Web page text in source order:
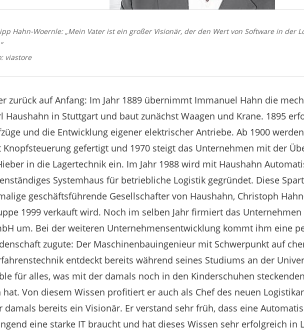
Hahn-Woernle: „Mein Vater ist ein großer Visionär, der den Wert von Software in der
viastore
zurück auf Anfang: Im Jahr 1889 übernimmt Immanuel Hahn die
Haushahn in Stuttgart und baut zunächst Waagen und Krane. 1895
und die Entwicklung eigener elektrischer Antriebe. Ab 1900
Knopfsteuerung gefertigt und 1970 steigt das Unternehmen mit der
in die Lagertechnik ein. Im Jahr 1988 wird mit Haushahn
Systemhaus für betriebliche Logistik gegründet. Diese
geschäftsführende Gesellschafter von Haushahn, Christoph
1999 verkauft wird. Noch im selben Jahr firmiert das
um. Bei der weiteren Unternehmensentwicklung kommt ihm eine
zugute: Der Maschinenbauingenieur mit Schwerpunkt auf
entdeckt bereits während seines Studiums an der
für alles, was mit der damals noch in den Kinderschuhen
hat. Von diesem Wissen profitiert er auch als Chef des neuen
damals bereits ein Visionär. Er verstand sehr früh, dass eine
eine starke IT braucht und hat dieses Wissen sehr erfolgreich in